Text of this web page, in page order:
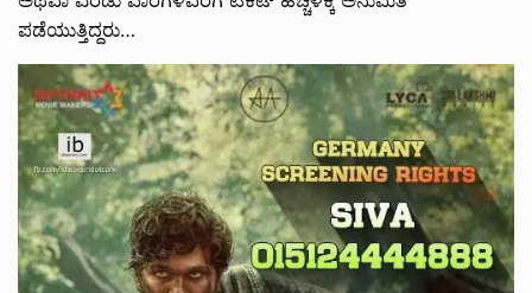
ಪಡೆಯುತ್ತಿದ್ದರು…